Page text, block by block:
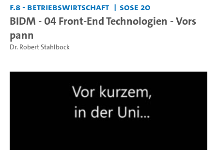
F.8 - Betriebswirtschaft SoSe 20
BIDM - 04 Front-End Technologien - Vors
pann
Dr. Robert Stahlbock